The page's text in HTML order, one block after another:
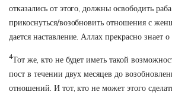
отказались от этого, должны освободить
прикоснуться/возобновить отношения с
дается наставление. Аллах прекрасно знает
4Тот же, кто не будет иметь такой
пост в течении двух месяцев до
отношений. И тот, кто не может этого